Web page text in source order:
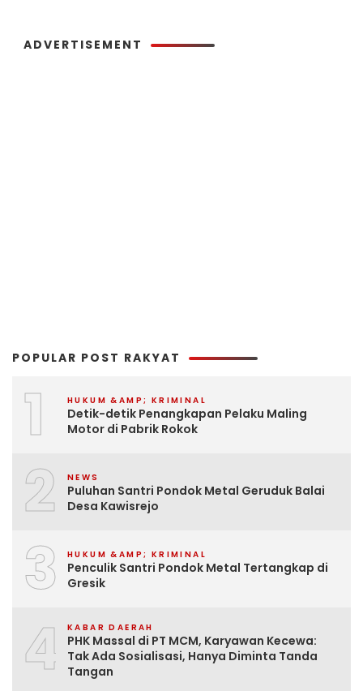
ADVERTISEMENT
POPULAR POST RAKYAT
1 HUKUM &AMP; KRIMINAL
Detik-detik Penangkapan Pelaku Maling
Motor di Pabrik Rokok
2 NEWS
Puluhan Santri Pondok Metal Geruduk Balai
Desa Kawisrejo
3 HUKUM &AMP; KRIMINAL
Penculik Santri Pondok Metal Tertangkap di
Gresik
4 KABAR DAERAH
PHK Massal di PT MCM, Karyawan Kecewa:
Tak Ada Sosialisasi, Hanya Diminta Tanda
Tangan